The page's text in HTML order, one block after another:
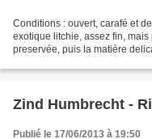
Conditions : ouvert, carafé et
exotique litchie, assez fin,
preservée, puis la matière
Zind Humbrecht -
Publié le 17/06/2013 à 19:50